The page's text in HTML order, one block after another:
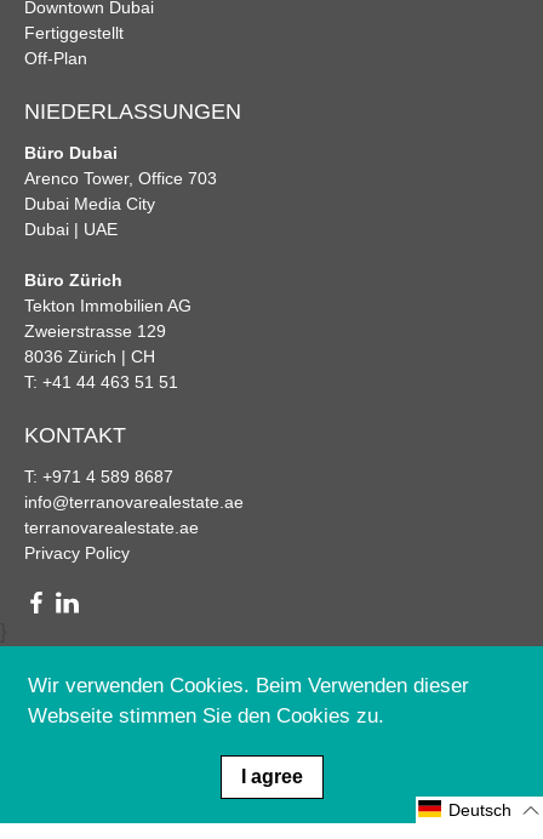
Downtown Dubai
Fertiggestellt
Off-Plan
NIEDERLASSUNGEN
Büro Dubai
Arenco Tower, Office 703
Dubai Media City
Dubai | UAE
Büro Zürich
Tekton Immobilien AG
Zweierstrasse 129
8036 Zürich | CH
T: +41 44 463 51 51
KONTAKT
T: +971 4 589 8687
info@terranovarealestate.ae
terranovarealestate.ae
Privacy Policy
Terra Nova Real Estate
Wir verwenden Cookies. Beim Verwenden dieser
Webseite stimmen Sie den Cookies zu.
I agree
Deutsch